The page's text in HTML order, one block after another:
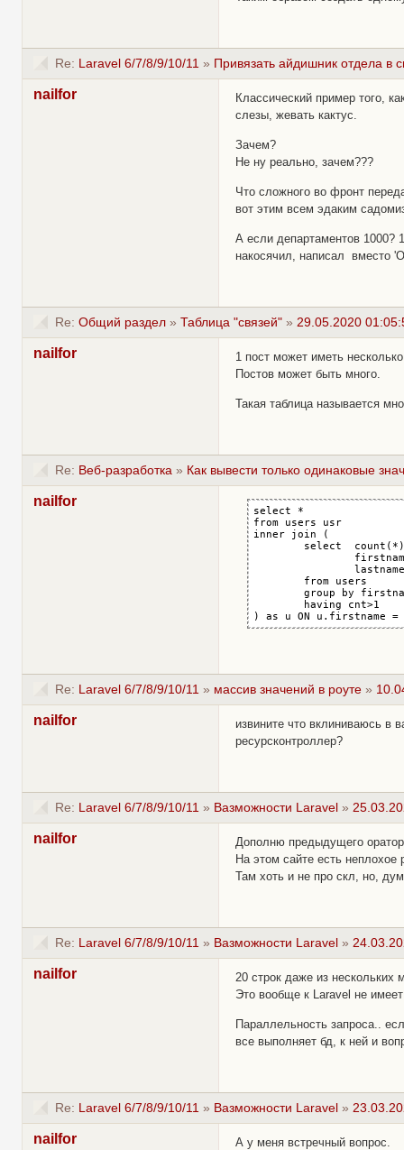
Re: Laravel 6/7/8/9/10/11 » Привязать айдишник отдела в
nailfor
Классический пример того,
слезы, жевать кактус.
Зачем?
Не ну реально, зачем???
Что сложного во фронт
вот этим всем эдаким
А если департаментов 1000?
накосячил, написал
Re: Общий раздел » Таблица "связей" » 29.05.2020
nailfor
1 пост может иметь несколько
Постов может быть много.
Такая таблица называется
Re: Веб-разработка » Как вывести только одинаковые
nailfor
select *
from users usr
inner join (
		lastname
	group by firstname, username
) as u ON u.firstname =
Re: Laravel 6/7/8/9/10/11 » массив значений в роуте »
nailfor
извините что вклиниваюсь в
ресурсконтроллер?
Re: Laravel 6/7/8/9/10/11 » Вазможности Laravel »
nailfor
Дополню предыдущего
На этом сайте есть неплохое
Там хоть и не про скл, но,
Re: Laravel 6/7/8/9/10/11 » Вазможности Laravel »
nailfor
20 строк даже из
Это вообще к Laravel не
Параллельность запроса..
все выполняет бд, к ней и
Re: Laravel 6/7/8/9/10/11 » Вазможности Laravel »
nailfor
А у меня встречный вопрос.